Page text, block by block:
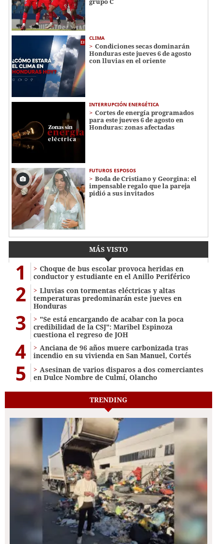
CLIMA
Condiciones secas dominarán
Honduras este jueves 6 de agosto
con lluvias en el oriente
INTERRUPCIÓN ENERGÉTICA
Cortes de energía programados
para este jueves 6 de agosto en
Honduras: zonas afectadas
FUTUROS ESPOSOS
Boda de Cristiano y Georgina: el
impensable regalo que la pareja
pidió a sus invitados
MÁS VISTO
1
Choque de bus escolar provoca heridas en
conductor y estudiante en el Anillo Periférico
2
Lluvias con tormentas eléctricas y altas
temperaturas predominarán este jueves en
Honduras
3
"Se está encargando de acabar con la poca
credibilidad de la CSJ": Maribel Espinoza
cuestiona el regreso de JOH
4
Anciana de 96 años muere carbonizada tras
incendio en su vivienda en San Manuel, Cortés
5
Asesinan de varios disparos a dos comerciantes
en Dulce Nombre de Culmí, Olancho
TRENDING